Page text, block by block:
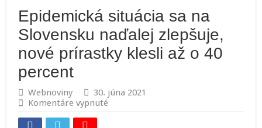
Epidemická situácia sa na
Slovensku naďalej zlepšuje,
nové prírastky klesli až o 40
percent
Webnoviny
30. júna 2021
Komentáre vypnuté